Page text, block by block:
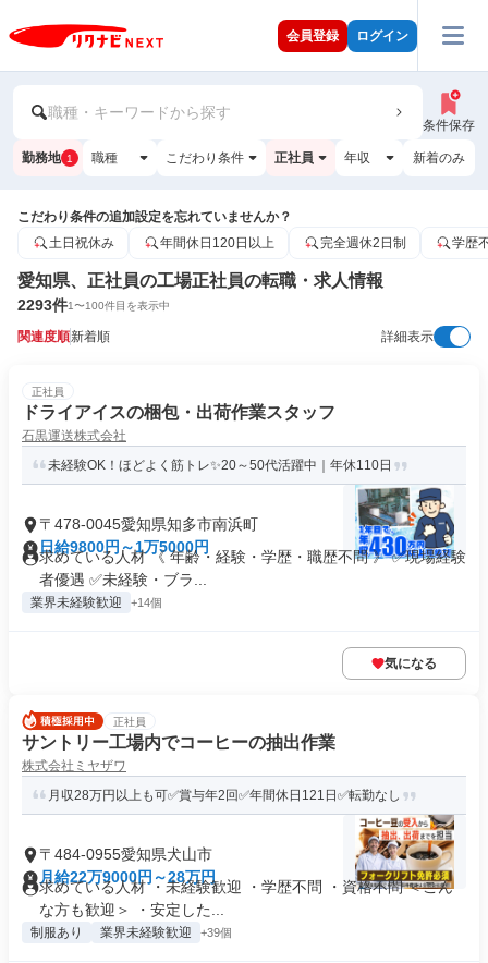
会員登録 ログイン
職種・キーワードから探す
条件保存
勤務地 1 職種 こだわり条件 正社員 年収 新着のみ
こだわり条件の追加設定を忘れていませんか？
土日祝休み
年間休日120日以上 完全週休2日制 学歴
愛知県、正社員の工場正社員の転職・求人情報
2293件1〜100件目を表示中
関連度順新着順 詳細表示
正社員
ドライアイスの梱包・出荷作業スタッフ
石黒運送株式会社
未経験OK！ほどよく筋トレ✨20～50代活躍中｜年休110日
〒478-0045愛知県知多市南浜町
日給9800円～1万5000円
求めている人材 《 年齢・経験・学歴・職歴不問 》 ✅現場経験
者優遇 ✅未経験・ブラ...
業界未経験歓迎 +14個
気になる
正社員
サントリー工場内でコーヒーの抽出作業
株式会社ミヤザワ
月収28万円以上も可✅賞与年2回✅年間休日121日✅転勤なし
〒484-0955愛知県犬山市
月給22万9000円～28万円
求めている人材 ・未経験歓迎 ・学歴不問 ・資格不問 ＜こん
な方も歓迎＞ ・安定した...
制服あり 業界未経験歓迎 +39個